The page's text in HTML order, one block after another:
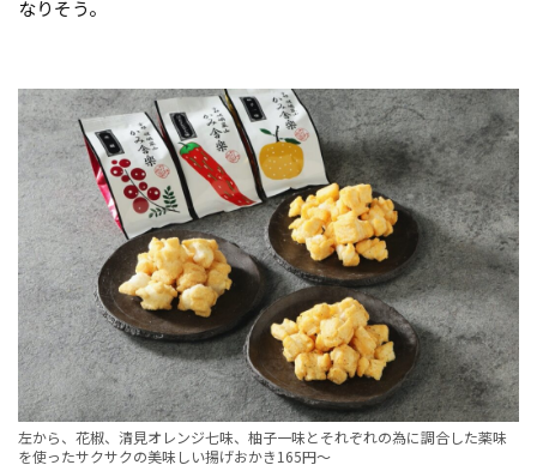
なりそう。
左から、花椒、清見オレンジ七味、柚子一味とそれぞれの為に調合した薬味
を使ったサクサクの美味しい揚げおかき165円〜